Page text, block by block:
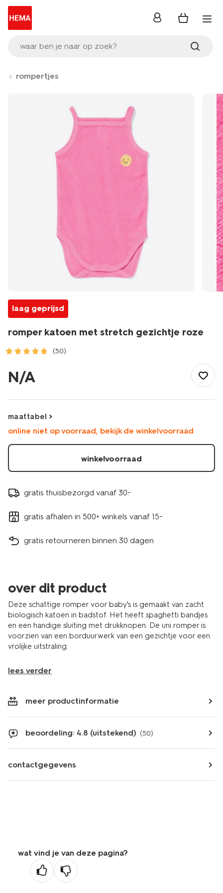
waar ben je naar op zoek?
inloggen
rompertjes
laag geprijsd
romper katoen met stretch gezichtje roze
(50)
katoen-
met-
gezichtje-
roze-
N/A
maattabel
online niet op voorraad, bekijk de winkelvoorraad
winkelvoorraad
gratis thuisbezorgd vanaf 30.-
gratis afhalen in 500+ winkels vanaf 15.-
gratis retourneren binnen 30 dagen
over dit product
Deze schattige romper voor baby's is gemaakt van zacht
biologisch katoen in badstof. Het heeft spaghetti bandjes
en een handige sluiting met drukknopen. De uni romper is
voorzien van een borduurwerk van een gezichtje voor een
vrolijke uitstraling.
lees verder
meer productinformatie
beoordeling: 4.8 (uitstekend) (50)
contactgegevens
wat vind je van deze pagina?